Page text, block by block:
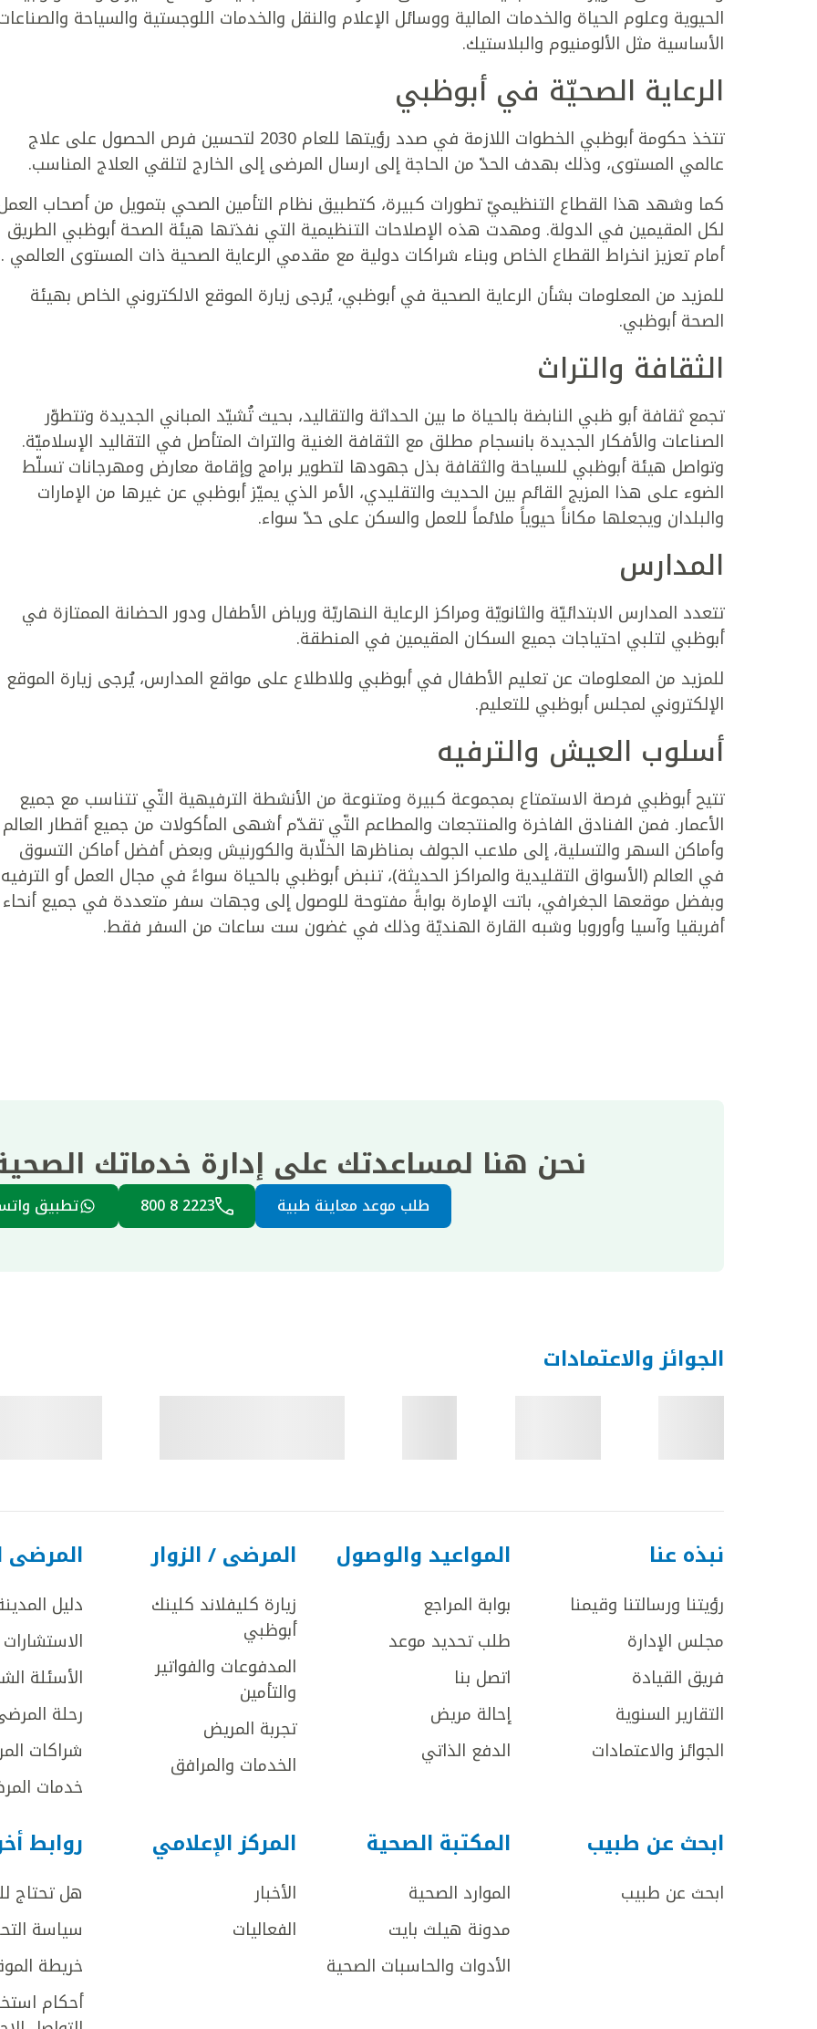
الحيوية وعلوم الحياة والخدمات المالية ووسائل الإعلام والنقل والخدمات اللوجستية والسياحة
الأساسية مثل الألومنيوم والبلاستيك.
الرعاية الصحيّة في أبوظبي
تتخذ حكومة أبوظبي الخطوات اللازمة في صدد رؤيتها للعام 2030 لتحسين فرص الحصول على علاج
عالمي المستوى، وذلك بهدف الحدّ من الحاجة إلى ارسال المرضى إلى الخارج لتلقي العلاج المناسب.
كما وشهد هذا القطاع التنظيميّ تطورات كبيرة، كتطبيق نظام التأمين الصحي بتمويل من أصحاب
لكل المقيمين في الدولة. ومهدت هذه الإصلاحات التنظيمية التي نفذتها هيئة الصحة أبوظبي الطريق
أمام تعزيز انخراط القطاع الخاص وبناء شراكات دولية مع مقدمي الرعاية الصحية ذات المستوى العالمي .
للمزيد من المعلومات بشأن الرعاية الصحية في أبوظبي، يُرجى زيارة الموقع الالكتروني الخاص بهيئة
الصحة أبوظبي.
الثقافة والتراث
تجمع ثقافة أبو ظبي النابضة بالحياة ما بين الحداثة والتقاليد، بحيث تُشيّد المباني الجديدة وتتطوّر
الصناعات والأفكار الجديدة بانسجام مطلق مع الثقافة الغنية والتراث المتأصل في التقاليد الإسلاميّة.
وتواصل هيئة أبوظبي للسياحة والثقافة بذل جهودها لتطوير برامج وإقامة معارض ومهرجانات تسلّط
الضوء على هذا المزيج القائم بين الحديث والتقليدي، الأمر الذي يميّز أبوظبي عن غيرها من الإمارات
والبلدان ويجعلها مكاناً حيوياً ملائماً للعمل والسكن على حدّ سواء.
المدارس
تتعدد المدارس الابتدائيّة والثانويّة ومراكز الرعاية النهاريّة ورياض الأطفال ودور الحضانة الممتازة في
أبوظبي لتلبي احتياجات جميع السكان المقيمين في المنطقة.
للمزيد من المعلومات عن تعليم الأطفال في أبوظبي وللاطلاع على مواقع المدارس، يُرجى زيارة الموقع
الإلكتروني لمجلس أبوظبي للتعليم.
أسلوب العيش والترفيه
تتيح أبوظبي فرصة الاستمتاع بمجموعة كبيرة ومتنوعة من الأنشطة الترفيهية التّي تتناسب مع جميع
الأعمار. فمن الفنادق الفاخرة والمنتجعات والمطاعم التّي تقدّم أشهى المأكولات من جميع أقطار العالم
وأماكن السهر والتسلية، إلى ملاعب الجولف بمناظرها الخلّابة والكورنيش وبعض أفضل أماكن التسوق
في العالم (الأسواق التقليدية والمراكز الحديثة)، تنبض أبوظبي بالحياة سواءً في مجال العمل أو
وبفضل موقعها الجغرافي، باتت الإمارة بوابةً مفتوحة للوصول إلى وجهات سفر متعددة في جميع أنحاء
أفريقيا وآسيا وأوروبا وشبه القارة الهنديّة وذلك في غضون ست ساعات من السفر فقط.
نحن هنا لمساعدتك على إدارة خدماتك
طلب موعد معاينة طبية 2223 8 800 تطبيق
الجوائز والاعتمادات
نبذه عنا
رؤيتنا ورسالتنا وقيمنا
مجلس الإدارة
فريق القيادة
التقارير السنوية
الجوائز والاعتمادات
المواعيد والوصول
بوابة المراجع
طلب تحديد موعد
اتصل بنا
إحالة مريض
الدفع الذاتي
المرضى / الزوار
زيارة كليفلاند كلينك
أبوظبي
المدفوعات والفواتير
والتأمين
تجربة المريض
الخدمات والمرافق
المرضى
دليل
الاستشارات
الأسئلة
رحلة
شراكات
خدمات
ابحث عن طبيب
ابحث عن طبيب
المكتبة الصحية
الموارد الصحية
مدونة هيلث بايت
الأدوات والحاسبات الصحية
المركز الإعلامي
الأخبار
الفعاليات
روابط
هل تحتاج
سياسة
خريطة
أحكام